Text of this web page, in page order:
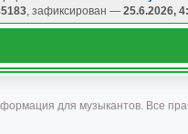
, зафиксирован — 25.6.2026,
для музыкантов. Все